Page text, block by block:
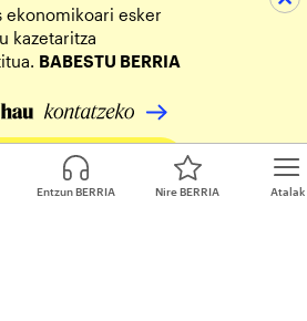
Atalak
Entzun BERRIA Nire BERRIA
ekonomikoari esker
kazetaritza
BABESTU BERRIA
zure ekarpena